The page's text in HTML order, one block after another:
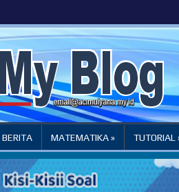
BERITA MATEMATIKA » TUTORIAL